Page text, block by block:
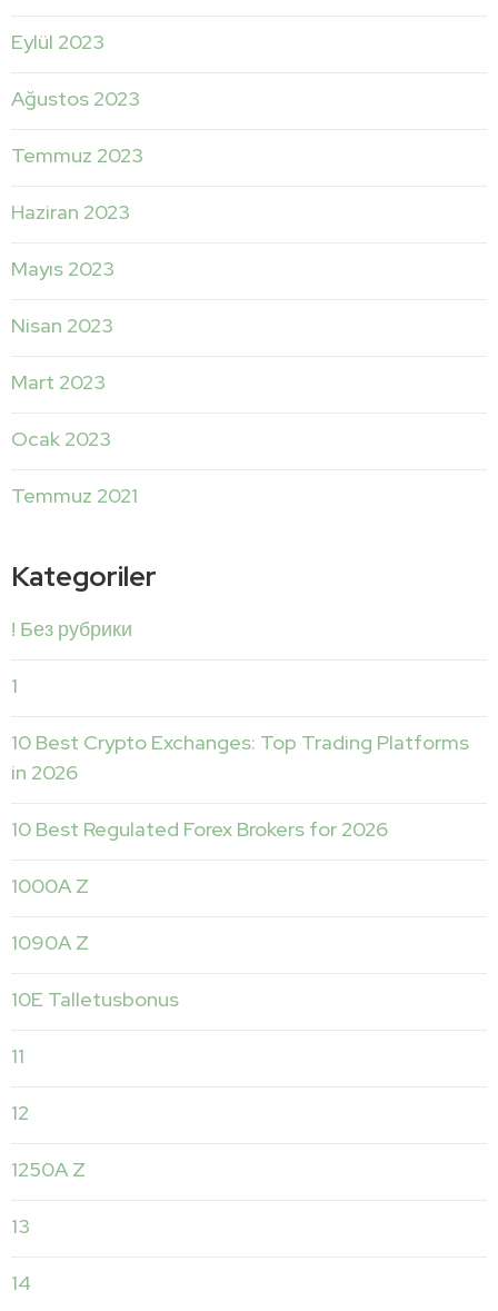
Eylül 2023
Ağustos 2023
Temmuz 2023
Haziran 2023
Mayıs 2023
Nisan 2023
Mart 2023
Ocak 2023
Temmuz 2021
Kategoriler
! Без рубрики
1
10 Best Crypto Exchanges: Top Trading Platforms
in 2026
10 Best Regulated Forex Brokers for 2026
1000A Z
1090A Z
10E Talletusbonus
11
12
1250A Z
13
14